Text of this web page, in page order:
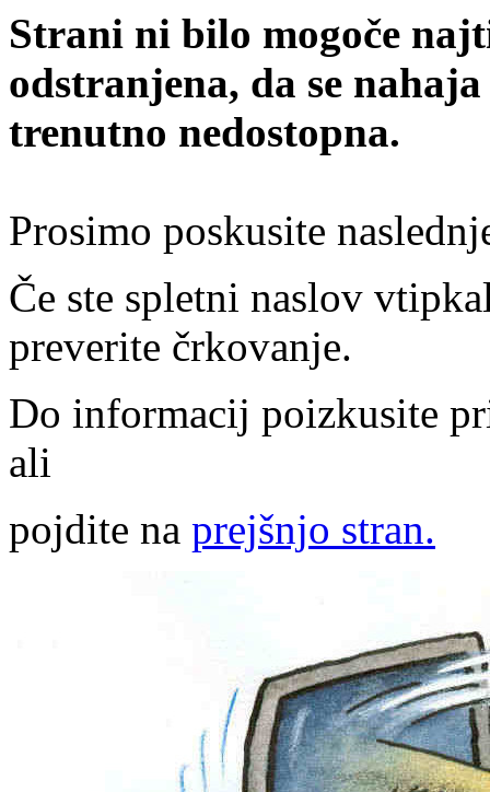
Strani ni bilo mogoče
odstranjena, da se
trenutno nedostopna.
Prosimo poskusite
Če ste spletni naslov
preverite črkovanje.
Do informacij poizkusite
ali
pojdite na prejšnjo stran.